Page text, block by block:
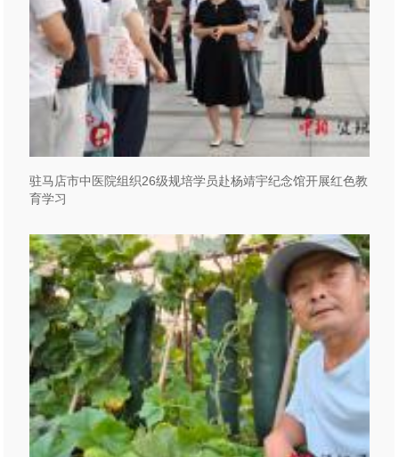
驻马店市中医院组织26级规培学员赴杨靖宇纪念馆开展红色教
育学习